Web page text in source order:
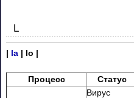
L
| la | lo |
Процесс Статус
Вирус